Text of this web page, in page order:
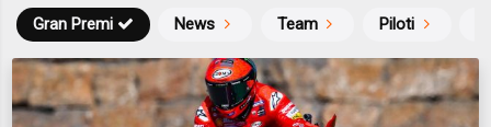
News
Gran Premi Team Piloti